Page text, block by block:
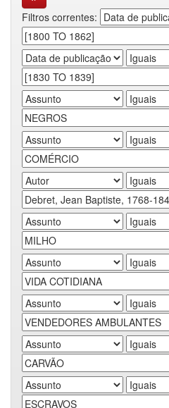
Filtros correntes: